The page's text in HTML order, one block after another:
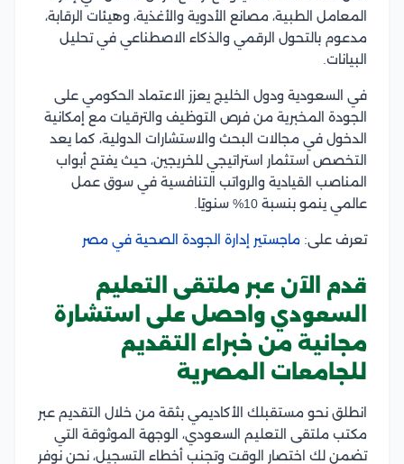
المعامل الطبية، مصانع الأدوية والأغذية، وهيئات الرقابة،
مدعوم بالتحول الرقمي والذكاء الاصطناعي في تحليل
البيانات.
في السعودية ودول الخليج يعزز الاعتماد الحكومي على
الجودة المخبرية من فرص التوظيف والترقيات مع إمكانية
الدخول في مجالات البحث والاستشارات الدولية، كما ​يعد
التخصص استثمار استراتيجي للخريجين، حيث يفتح أبواب
المناصب القيادية والرواتب التنافسية في سوق عمل
عالمي ينمو بنسبة 10% سنويًا.
تعرف على: ماجستير إدارة الجودة الصحية في مصر
قدم الآن عبر ملتقى التعليم
السعودي واحصل على استشارة
مجانية من خبراء التقديم
للجامعات المصرية
انطلق نحو مستقبلك الأكاديمي بثقة من خلال التقديم عبر
مكتب ملتقى التعليم السعودي، الوجهة الموثوقة التي
تضمن لك اختصار الوقت وتجنب أخطاء التسجيل، نحن نوفر